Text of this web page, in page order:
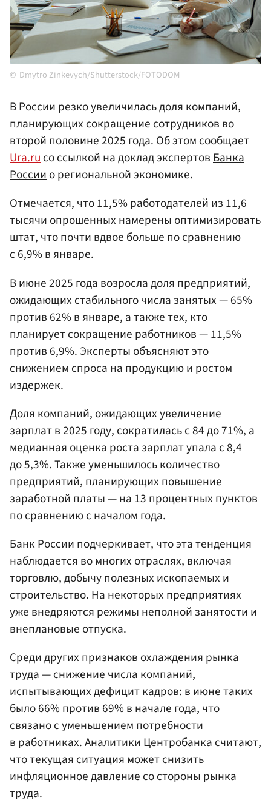
Dmytro Zinkevych/Shutterstock/FOTODOM
В России резко увеличилась доля компаний,
планирующих сокращение сотрудников во
второй половине 2025 года. Об этом сообщает
Ura.ruсо ссылкой на доклад экспертовБанка
Россиио региональной экономике.
Отмечается, что 11,5% работодателей из 11,6
тысячи опрошенных намерены оптимизировать
штат, что почти вдвое больше по сравнению
с 6,9% в январе.
В июне 2025 года возросла доля предприятий,
ожидающих стабильного числа занятых — 65%
против 62% в январе, а также тех, кто
планирует сокращение работников — 11,5%
против 6,9%. Эксперты объясняют это
снижением спроса на продукцию и ростом
издержек.
Доля компаний, ожидающих увеличение
зарплат в 2025 году, сократилась с 84 до 71%, а
медианная оценка роста зарплат упала с 8,4
до 5,3%. Также уменьшилось количество
предприятий, планирующих повышение
заработной платы — на 13 процентных пунктов
по сравнению с началом года.
Банк России подчеркивает, что эта тенденция
наблюдается во многих отраслях, включая
торговлю, добычу полезных ископаемых и
строительство. На некоторых предприятиях
уже внедряются режимы неполной занятости и
внеплановые отпуска.
Среди других признаков охлаждения рынка
труда — снижение числа компаний,
испытывающих дефицит кадров: в июне таких
было 66% против 69% в начале года, что
связано с уменьшением потребности
в работниках. Аналитики Центробанка считают,
что текущая ситуация может снизить
инфляционное давление со стороны рынка
труда.